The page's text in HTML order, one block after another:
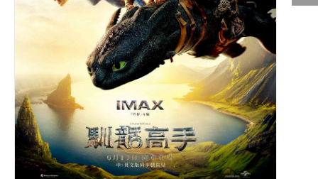
影城公告
影城活動
中獎名單
合作夥伴